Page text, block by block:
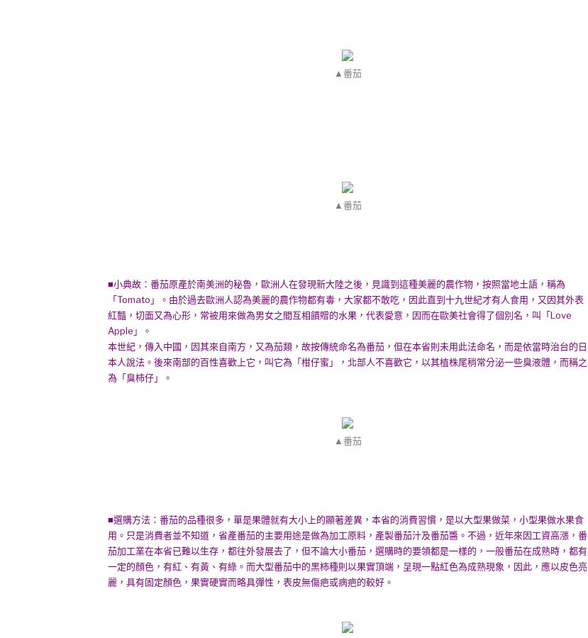
▲番茄
▲番茄
■小典故：番茄原產於南美洲的秘魯，歐洲人在發現新大陸之後，見識到這種美麗的農作物，按照當地土語，稱為
「Tomato」。由於過去歐洲人認為美麗的農作物都有毒，大家都不敢吃，因此直到十九世紀才有人食用，又因其外表
紅豔，切面又為心形，常被用來做為男女之間互相饋贈的水果，代表愛意，因而在歐美社會得了個別名，叫「Love
Apple」。
本世紀，傳入中國，因其來自南方，又為茄類，故按傳統命名為番茄，但在本省則未用此法命名，而是依當時治台的日
本人說法。後來南部的百性喜歡上它，叫它為「柑仔蜜」，北部人不喜歡它，以其植株尾稍常分泌一些臭液體，而稱之
為「臭柿仔」。
▲番茄
■選購方法：番茄的品種很多，單是果體就有大小上的顯著差異，本省的消費習慣，是以大型果做菜，小型果做水果食
用。只是消費者並不知道，省產番茄的主要用途是做為加工原料，產製番茄汁及番茄醬。不過，近年來因工資高漲，番
茄加工業在本省已難以生存，都往外發展去了，但不論大小番茄，選購時的要領都是一樣的，一般番茄在成熟時，都有
一定的顏色，有紅、有黃、有綠。而大型番茄中的黑柿種則以果實頂端，呈現一點紅色為成熟現象，因此，應以皮色亮
麗，具有固定顏色，果實硬實而略具彈性，表皮無傷疤或病疤的較好。